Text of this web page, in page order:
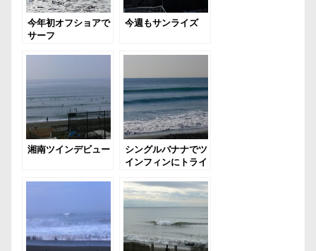
今年初オフショアで
サーフ
今週もサンライズ
湘南ツインデビュー
シングルバナナでツ
インフィンにトライ